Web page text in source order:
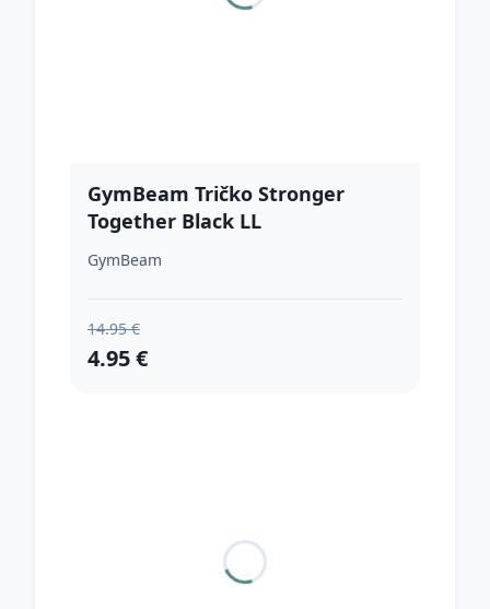
GymBeam Tričko Stronger
Together Black LL
GymBeam
14.95 €
4.95 €